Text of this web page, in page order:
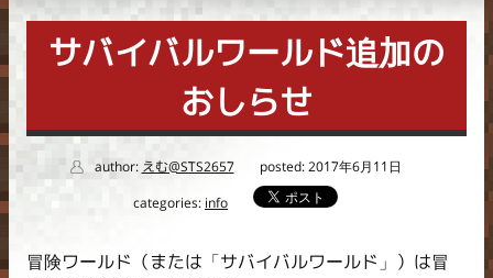
入塾規則
フォーラム
ENGLISH
サバイバルワールド追加の
おしらせ
author: えむ@STS2657
posted: 2017年6月11日
categories: info
冒険ワールド（または「サバイバルワールド」）は冒